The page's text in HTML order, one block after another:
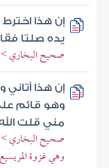
إن هذا
يده صلتا
صحيح البخاري >
إن هذا
وهو قائم
مني قلت
صحيح البخاري >
وهي غزوة المريسيع